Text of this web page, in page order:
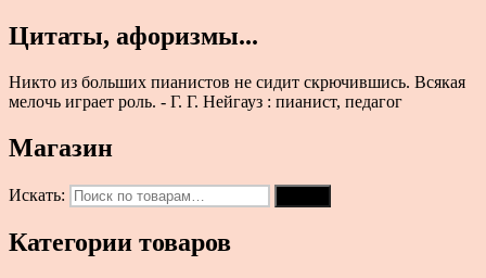
Цитаты, афоризмы...
Никто из больших пианистов не сидит скрючившись. Всякая
мелочь играет роль. - Г. Г. Нейгауз : пианист, педагог
Магазин
Искать:
Категории товаров